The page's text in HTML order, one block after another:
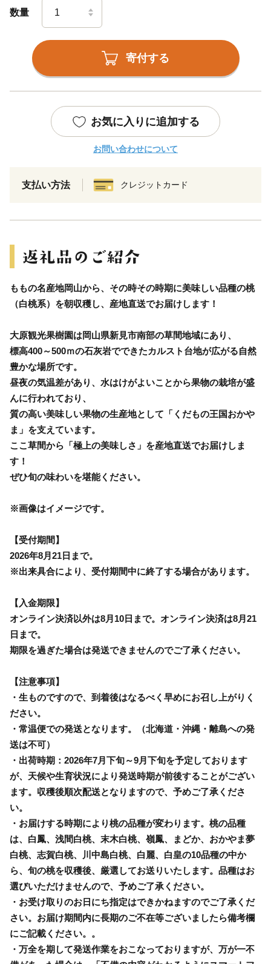
数量
寄付する
お気に入りに追加する
お問い合わせについて
支払い方法 クレジットカード
ももの名産地岡山から、その時その時期に美味しい品種の桃
（白桃系）を朝収穫し、産地直送でお届けします！
大原観光果樹園は岡山県新見市南部の草間地域にあり、
標高400～500ｍの石灰岩でできたカルスト台地が広がる自然
豊かな場所です。
昼夜の気温差があり、水はけがよいことから果物の栽培が盛
んに行われており、
質の高い美味しい果物の生産地として「くだもの王国おかや
ま」を支えています。
ここ草間から「極上の美味しさ」を産地直送でお届けしま
す！
ぜひ旬の味わいを堪能ください。
※画像はイメージです。
【受付期間】
2026年8月21日まで。
※出来具合により、受付期間中に終了する場合があります。
【入金期限】
オンライン決済以外は8月10日まで。オンライン決済は8月21
日まで。
期限を過ぎた場合は発送できませんのでご了承ください。
【注意事項】
・生ものですので、到着後はなるべく早めにお召し上がりく
ださい。
・常温便での発送となります。（北海道・沖縄・離島への発
送は不可）
・出荷時期：2026年7月下旬～9月下旬を予定しております
が、天候や生育状況により発送時期が前後することがござい
ます。収穫後順次配送となりますので、予めご了承くださ
い。
・お届けする時期により桃の品種が変わります。桃の品種
は、白鳳、浅間白桃、末木白桃、嶺鳳、まどか、おかやま夢
白桃、志賀白桃、川中島白桃、白麗、白皇の10品種の中か
ら、旬の桃を収穫後、厳選してお送りいたします。品種はお
選びいただけませんので、予めご了承ください。
・お受け取りのお日にち指定はできかねますのでご了承くだ
さい。お届け期間内に長期のご不在等ございましたら備考欄
にご記載ください。。
・万全を期して発送作業をおこなっておりますが、万が一不